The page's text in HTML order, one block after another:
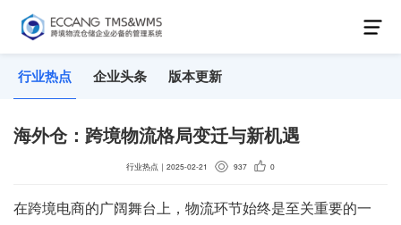
行业热点 企业头条 版本更新
海外仓：跨境物流格局变迁与新机遇
行业热点 ｜ 2025-02-21 937 0
在跨境电商的广阔舞台上，物流环节始终是至关重要的一